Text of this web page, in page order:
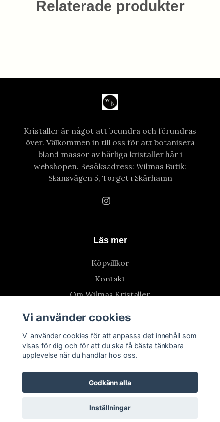
Relaterade produkter
Kristaller är något att beundra och förundras
över. Välkommen in till oss för att botanisera
bland massor av härliga kristaller här i
webshopen. Besöksadress: Wilmas Butik:
Skansvägen 5, Torget i Skärhamn
Läs mer
Köpvillkor
Kontakt
Om Wilmas Kristaller
Vi använder cookies
Vi använder cookies för att anpassa det innehåll som
visas för dig och för att du ska få bästa tänkbara
upplevelse när du handlar hos oss.
Godkänn alla
Inställningar